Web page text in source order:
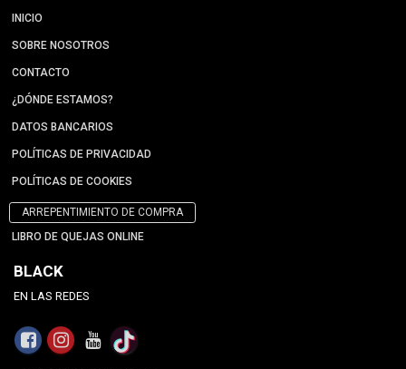
INICIO
SOBRE NOSOTROS
CONTACTO
¿DÓNDE ESTAMOS?
DATOS BANCARIOS
POLÍTICAS DE PRIVACIDAD
POLÍTICAS DE COOKIES
ARREPENTIMIENTO DE COMPRA
LIBRO DE QUEJAS ONLINE
BLACK
EN LAS REDES